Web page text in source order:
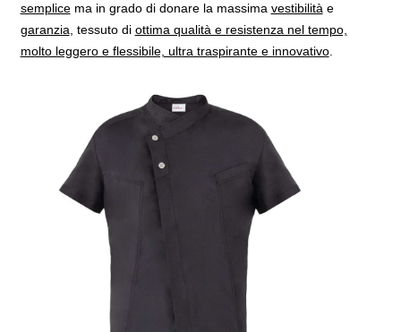
semplicema in grado di donare la massima vestibilità e
garanzia , tessuto di ottima qualità e resistenza nel tempo,
molto leggero e flessibile, ultra traspirante e innovativo.